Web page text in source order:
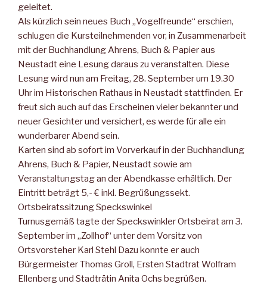
geleitet.
Als kürzlich sein neues Buch „Vogelfreunde“ erschien,
schlugen die Kursteilnehmenden vor, in Zusammenarbeit
mit der Buchhandlung Ahrens, Buch & Papier aus
Neustadt eine Lesung daraus zu veranstalten. Diese
Lesung wird nun am Freitag, 28. September um 19.30
Uhr im Historischen Rathaus in Neustadt stattfinden. Er
freut sich auch auf das Erscheinen vieler bekannter und
neuer Gesichter und versichert, es werde für alle ein
wunderbarer Abend sein.
Karten sind ab sofort im Vorverkauf in der Buchhandlung
Ahrens, Buch & Papier, Neustadt sowie am
Veranstaltungstag an der Abendkasse erhältlich. Der
Eintritt beträgt 5,- € inkl. Begrüßungssekt.
Ortsbeiratssitzung Speckswinkel
Turnusgemäß tagte der Speckswinkler Ortsbeirat am 3.
September im „Zollhof“ unter dem Vorsitz von
Ortsvorsteher Karl Stehl Dazu konnte er auch
Bürgermeister Thomas Groll, Ersten Stadtrat Wolfram
Ellenberg und Stadträtin Anita Ochs begrüßen.